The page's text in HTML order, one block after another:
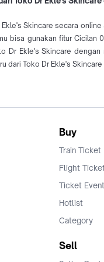
Skincare secara
bisa gunakan fitur
Dr Ekle's Skincare
dari Toko Dr Ekle's
Buy
Train Ticket
Flight
Ticket
Hotlist
Category
Sell